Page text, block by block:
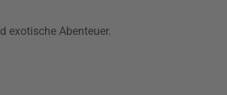
exotische Abenteuer.